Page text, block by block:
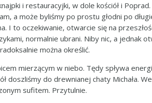
i restauracyjki, w dole kościół i
a może byliśmy po prostu głodni po
I to oczekiwanie, otwarcie się na
normalnie ubrani. Niby nic, a jednak
można określić.
mierzącym w niebo. Tędy spływa
do drewnianej chaty Michała.
sufitem. Przytulnie.